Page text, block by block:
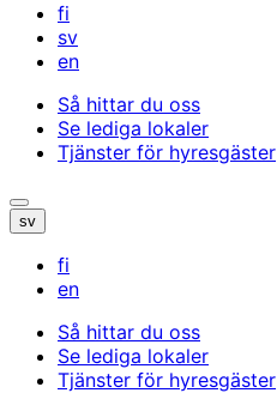
fi
sv
en
Så hittar du oss
Se lediga lokaler
Tjänster för hyresgäster
Öppna/stäng
sökfältet
sv
fi
en
Så hittar du oss
Se lediga lokaler
Tjänster för hyresgäster